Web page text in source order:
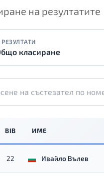
на резултатите
класиране
BIB ИМЕ
22 Ивайло Вълев